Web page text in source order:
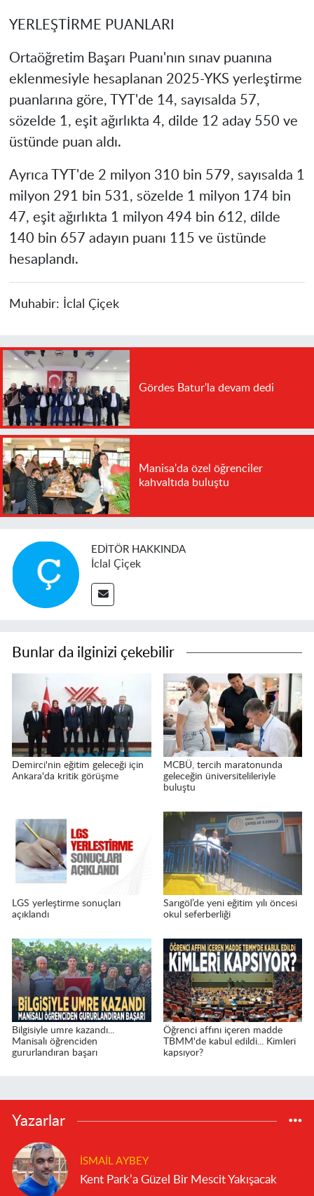
YERLEŞTİRME PUANLARI
Ortaöğretim Başarı Puanı'nın sınav puanına
eklenmesiyle hesaplanan 2025-YKS yerleştirme
puanlarına göre, TYT'de 14, sayısalda 57,
sözelde 1, eşit ağırlıkta 4, dilde 12 aday 550 ve
üstünde puan aldı.
Ayrıca TYT'de 2 milyon 310 bin 579, sayısalda 1
milyon 291 bin 531, sözelde 1 milyon 174 bin
47, eşit ağırlıkta 1 milyon 494 bin 612, dilde
140 bin 657 adayın puanı 115 ve üstünde
hesaplandı.
Muhabir: İclal Çiçek
Gördes Batur'la devam dedi
Manisa'da özel öğrenciler
kahvaltıda buluştu
EDITÖR HAKKINDA
İclal Çiçek
Bunlar da ilginizi çekebilir
Demirci'nin eğitim geleceği için
Ankara'da kritik görüşme
MCBÜ, tercih maratonunda
geleceğin üniversitelileriyle
buluştu
LGS yerleştirme sonuçları
açıklandı
Sarıgöl’de yeni eğitim yılı öncesi
okul seferberliği
Bilgisiyle umre kazandı...
Manisalı öğrenciden
gururlandıran başarı
Öğrenci affını içeren madde
TBMM'de kabul edildi... Kimleri
kapsıyor?
Yazarlar
İSMAIL AYBEY
Kent Park’a Güzel Bir Mescit Yakışacak